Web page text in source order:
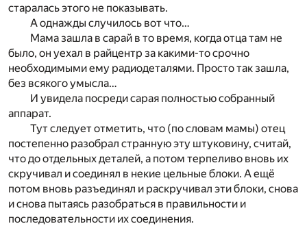
старалась этого не показывать.
А однажды случилось вот что…
Мама зашла в сарай в то время, когда отца там не
было, он уехал в райцентр за какими-то срочно
необходимыми ему радиодеталями. Просто так зашла,
без всякого умысла…
И увидела посреди сарая полностью собранный
аппарат.
Тут следует отметить, что (по словам мамы) отец
постепенно разобрал странную эту штуковину, считай,
что до отдельных деталей, а потом терпеливо вновь их
скручивал и соединял в некие цельные блоки. А ещё
потом вновь разъединял и раскручивал эти блоки, снова
и снова пытаясь разобраться в правильности и
последовательности их соединения.